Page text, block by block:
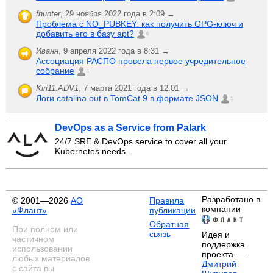
fhunter, 29 ноября 2022 года в 2:09 →
Проблема с NO_PUBKEY: как получить GPG-ключ и
добавить его в базу apt?
6
Иванн, 9 апреля 2022 года в 8:31 →
Ассоциация РАСПО провела первое учредительное
собрание
1
Kiri11.ADV1, 7 марта 2021 года в 12:01 →
Логи catalina.out в TomCat 9 в формате JSON 1
DevOps as a Service from Palark
24/7 SRE & DevOps service to cover all your
Kubernetes needs.
© 2001—2026 АО
«Флант»
При полном или
частичном
использовании
любых материалов
с сайта вы
Правила
публикации
Обратная
связь
Разработано в
компании
Идея и
поддержка
проекта —
Дмитрий